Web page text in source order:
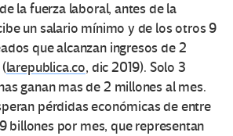
la fuerza laboral, antes de la
un salario mínimo y de los otros 9
que alcanzan ingresos de 2
larepublica.co, dic 2019). Solo 3
ganan mas de 2 millones al mes.
pérdidas económicas de entre
billones por mes, que representan